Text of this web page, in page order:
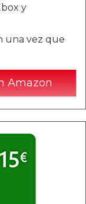
y
una vez que
Amazon